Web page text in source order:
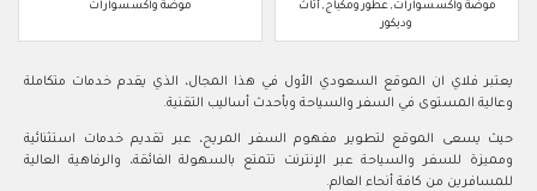
موضة واكسسوارات, عطور ومكياج, أثاث
وديكور
موضة واكسسوارات
يعتبر فلاي ان اﻟﻤﻮﻗﻊ اﻟﺴﻌﻮدي اﻷول ﻓﻲ‬ هذا المجال، اﻟﺬي ﻳﻘﺪم ﺧﺪﻣﺎت ﻣﺘﻜﺎﻣﻠﺔ
وﻋﺎﻟﻴﺔ اﻟﻤﺴﺘﻮى ﻓﻲ اﻟﺴﻔﺮ واﻟﺴﻴﺎﺣﺔ‬ وﺑﺄﺣﺪث أﺳﺎﻟﻴﺐ اﻟﺘﻘﻨﻴﺔ.
حيث يسعى الموقع ﻟﺘﻄﻮﻳﺮ ﻣﻔﻬﻮم اﻟﺴﻔﺮ اﻟﻤﺮﻳﺢ، ﻋﺒﺮ ﺗﻘﺪﻳﻢ ﺧﺪﻣﺎت اﺳﺘﺜﻨﺎﺋﻴﺔ
وﻣﻤﻴﺰة‬ ﻟﻠﺴﻔﺮ واﻟﺴﻴﺎﺣﺔ ﻋﺒﺮ اﻹﻧﺘﺮﻧﺖ ﺗﺘﻤﺘﻊ ﺑﺎﻟﺴﻬﻮﻟﺔ اﻟﻔﺎﺋﻘﺔ، واﻟﺮﻓﺎﻫﻴﺔ اﻟﻌﺎﻟﻴﺔ‬
ﻟﻠﻤﺴﺎﻓﺮﻳﻦ ﻣﻦ ﻛﺎﻓﺔ أﻧﺤﺎء اﻟﻌﺎﻟم.